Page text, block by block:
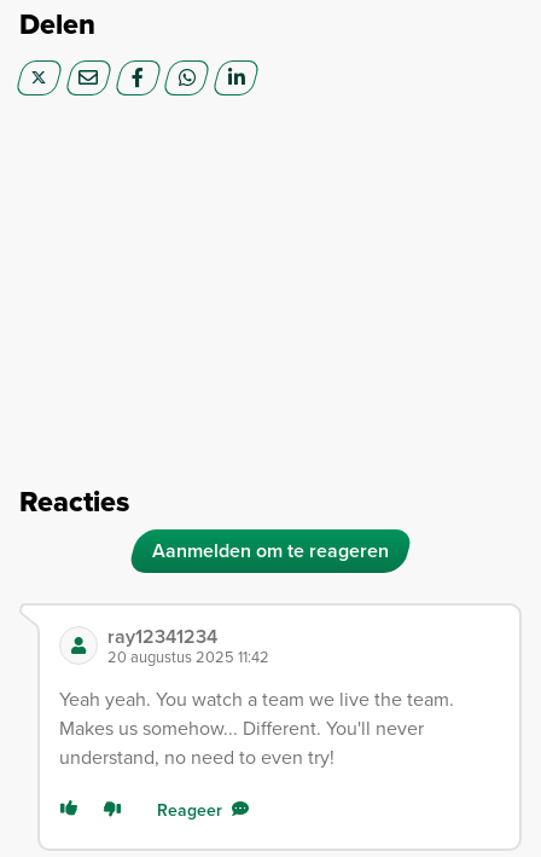
Delen
Reacties
Aanmelden om te reageren
ray12341234
20 augustus 2025 11:42
Yeah yeah. You watch a team we live the team.
Makes us somehow... Different. You'll never
understand, no need to even try!
Reageer